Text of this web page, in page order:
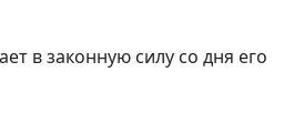
в законную силу со дня его